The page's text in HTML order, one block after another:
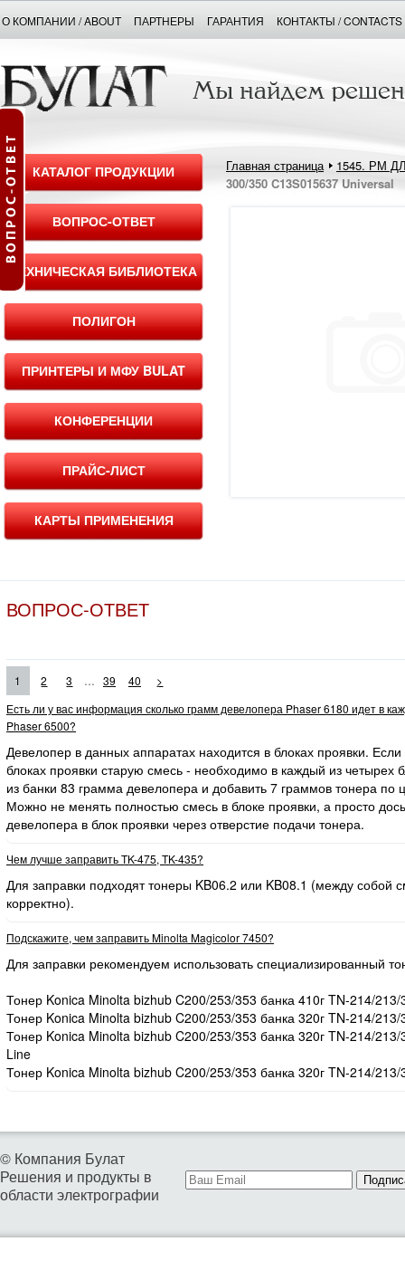
О КОМПАНИИ / ABOUT ПАРТНЕРЫ ГАРАНТИЯ КОНТАКТЫ / CONTACTS
КАТАЛОГ ПРОДУКЦИИ
ВОПРОС-ОТВЕТ
ТЕХНИЧЕСКАЯ БИБЛИОТЕКА
ПОЛИГОН
ПРИНТЕРЫ И МФУ BULAT
КОНФЕРЕНЦИИ
ПРАЙС-ЛИСТ
КАРТЫ ПРИМЕНЕНИЯ
Главная страница
1545. РМ
300/350 C13S015637 Universal
ВОПРОС-ОТВЕТ
1 2 3 ... 39 40
>
Есть ли у вас информация сколько грамм девелопера Phaser 6180 идет в
Phaser 6500?
Девелопер в данных аппаратах находится в блоках проявки.
блоках проявки старую смесь - необходимо в каждый из четырех
из банки 83 грамма девелопера и добавить 7 граммов тонера по
Можно не менять полностью смесь в блоке проявки, а просто
девелопера в блок проявки через отверстие подачи тонера.
Чем лучше заправить TK-475, TK-435?
Для заправки подходят тонеры KB06.2 или KB08.1 (между собой
корректно).
Подскажите, чем заправить Minolta Magicolor 7450?
Для заправки рекомендуем использовать специализированный
Тонер Konica Minolta bizhub C200/253/353 банка 410г TN-214/
Тонер Konica Minolta bizhub C200/253/353 банка 320г TN-214/
Тонер Konica Minolta bizhub C200/253/353 банка 320г TN-214/
Line
Тонер Konica Minolta bizhub C200/253/353 банка 320г TN-214/
© Компания Булат
Решения и продукты в
области электрографии